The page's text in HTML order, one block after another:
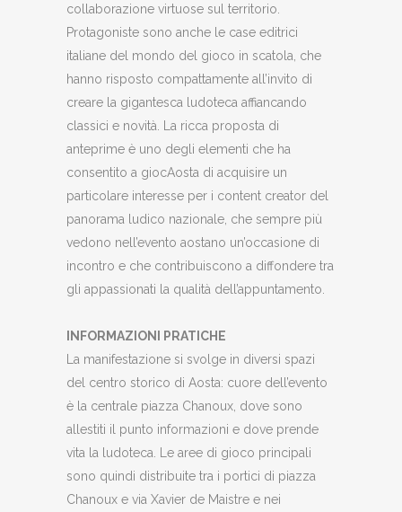
collaborazione virtuose sul territorio.
Protagoniste sono anche le case editrici
italiane del mondo del gioco in scatola, che
hanno risposto compattamente all’invito di
creare la gigantesca ludoteca affiancando
classici e novità. La ricca proposta di
anteprime è uno degli elementi che ha
consentito a giocAosta di acquisire un
particolare interesse per i content creator del
panorama ludico nazionale, che sempre più
vedono nell’evento aostano un’occasione di
incontro e che contribuiscono a diffondere tra
gli appassionati la qualità dell’appuntamento.
INFORMAZIONI PRATICHE
La manifestazione si svolge in diversi spazi
del centro storico di Aosta: cuore dell’evento
è la centrale piazza Chanoux, dove sono
allestiti il punto informazioni e dove prende
vita la ludoteca. Le aree di gioco principali
sono quindi distribuite tra i portici di piazza
Chanoux e via Xavier de Maistre e nei